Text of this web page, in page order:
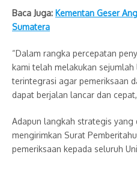
Baca Juga: Kementan Geser
Sumatera
“Dalam rangka percepatan
kami telah melakukan
terintegrasi agar pemeriksaan
dapat berjalan lancar dan
Adapun langkah strategis yang
mengirimkan Surat
pemeriksaan kepada seluruh